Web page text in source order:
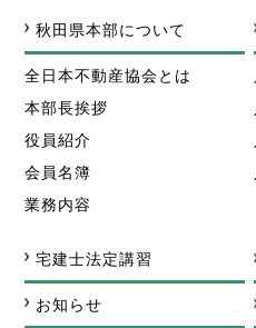
秋田県本部について
全日本不動産協会とは
本部長挨拶
役員紹介
会員名簿
業務内容
宅建士法定講習
お知らせ